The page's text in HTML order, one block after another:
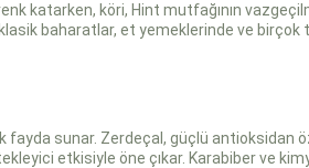
katarken, köri, Hint mutfağının
baharatlar, et yemeklerinde ve
fayda sunar. Zerdeçal, güçlü antioksidan
etkisiyle öne çıkar. Karabiber ve